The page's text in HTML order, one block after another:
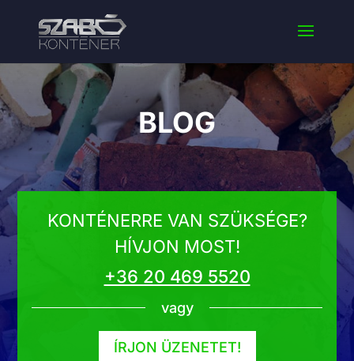
BLOG
KONTÉNERRE VAN SZÜKSÉGE?
HÍVJON MOST!
+36 20 469 5520
vagy
ÍRJON ÜZENETET!